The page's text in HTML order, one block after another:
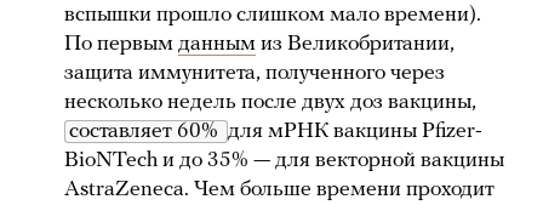
вспышки прошло слишком мало времени).
По первым данным из Великобритании,
защита иммунитета, полученного через
несколько недель после двух доз вакцины,
составляет 60% для мРНК вакцины Pfizer-
BioNTech и до 35% — для векторной вакцины
AstraZeneca. Чем больше времени проходит